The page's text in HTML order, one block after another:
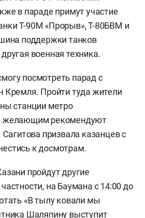
в параде примут участие
Т-90М «Прорыв», Т-80БВМ и
поддержки танков
военная техника.
посмотреть парад с
Кремля. Пройти туда жители
станции метро
желающим рекомендуют
Сагитова призвала казанцев с
к досмотрам.
пройдут другие
на Баумана с 14:00 до
«В тылу ковали мы
Шаляпину выступит